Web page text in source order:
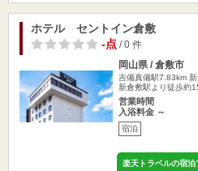
ホテル セントイン倉敷
-点/ 0 件
岡山県 / 倉敷市
吉備真備駅7.83km
新倉敷駅より徒歩約
営業時間
入浴料金 ～
宿泊
楽天トラベルの宿泊